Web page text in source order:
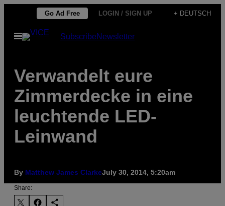
content
Go Ad Free LOGIN / SIGN UP + DEUTSCH
Open
Menu
SubscribeNewsletter
Verwandelt eure
Zimmerdecke in eine
leuchtende LED-
Leinwand
By Matthew James ClarkeJuly 30, 2014, 5:20am
Share: